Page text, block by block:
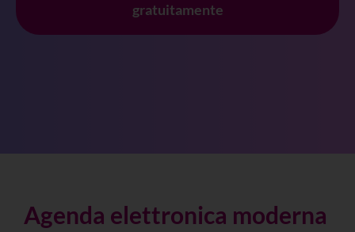
gratuitamente
Agenda elettronica moderna